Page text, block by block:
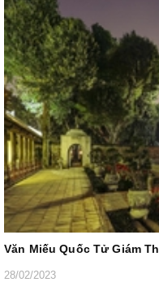
Văn Miếu Quốc Tử Giám
28/02/2023